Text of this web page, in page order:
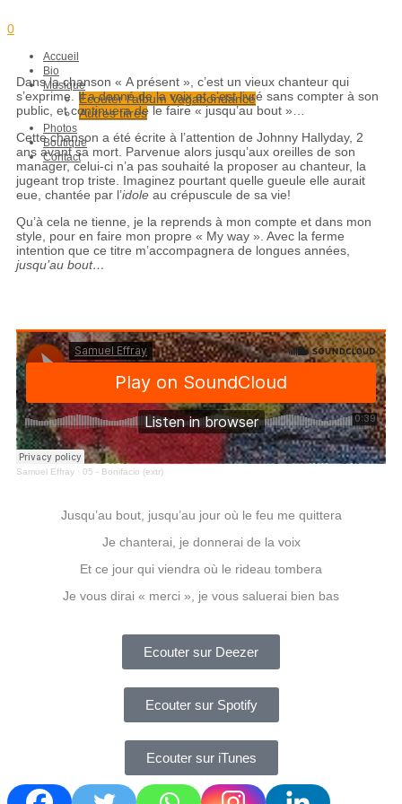
0
Accueil
Bio
Musique
Ecouter l’album Vagabondance
Autres titres
Photos
Boutique
Contact
Dans la chanson « A présent », c’est un vieux chanteur qui
s’exprime. Il a donné de la voix et s’est livré sans compter à son
public, et continuera de le faire « jusqu’au bout »…
Cette chanson a été écrite à l’attention de Johnny Hallyday, 2
ans avant sa mort. Parvenue alors jusqu’aux oreilles de son
manager, celui-ci n’a pas souhaité la proposer au chanteur, la
jugeant trop triste. Imaginez pourtant quelle gueule elle aurait
eue, chantée par l’idole au crépuscule de sa vie!
Qu’à cela ne tienne, je la reprends à mon compte et dans mon
style, pour en faire mon propre « My way ». Avec la ferme
intention que ce titre m’accompagnera de longues années,
jusqu’au bout…
Samuel Effray · 05 - Bonifacio (extr)
Jusqu’au bout, jusqu’au jour où le feu me quittera
Je chanterai, je donnerai de la voix
Et ce jour qui viendra où le rideau tombera
Je vous dirai « merci », je vous saluerai bien bas
Ecouter sur Deezer
Ecouter sur Spotify
Ecouter sur iTunes